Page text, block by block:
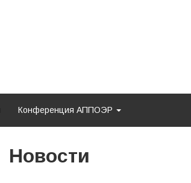
Конференция АППОЭР
Новости